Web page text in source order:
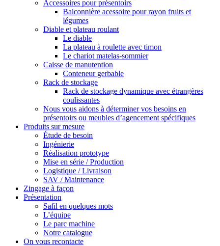
Accessoires pour présentoirs
Balconnière acessoire pour rayon fruits et
légumes
Diable et plateau roulant
Le diable
La plateau à roulette avec timon
Le chariot matelas-sommier
Caisse de manutention
Conteneur gerbable
Rack de stockage
Rack de stockage dynamique avec étrangères
coulissantes
Nous vous aidons à déterminer vos besoins en
présentoirs ou meubles d’agencement spécifiques
Produits sur mesure
Étude de besoin
Ingénierie
Réalisation prototype
Mise en série / Production
Logistique / Livraison
SAV / Maintenance
Zingage à façon
Présentation
Safil en quelques mots
L’équipe
Le parc machine
Notre catalogue
On vous recontacte